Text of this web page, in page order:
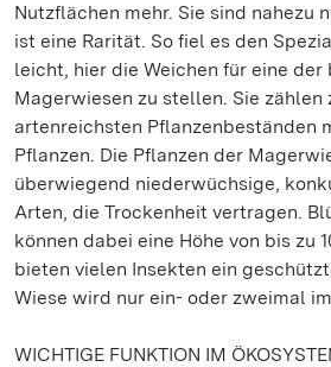
Nutzflächen mehr. Sie sind nahezu
ist eine Rarität. So fiel es den
leicht, hier die Weichen für eine der
Magerwiesen zu stellen. Sie zählen
artenreichsten Pflanzenbeständen
Pflanzen. Die Pflanzen der
überwiegend niederwüchsige,
Arten, die Trockenheit vertragen.
können dabei eine Höhe von bis zu
bieten vielen Insekten ein
Wiese wird nur ein- oder zweimal
WICHTIGE FUNKTION IM